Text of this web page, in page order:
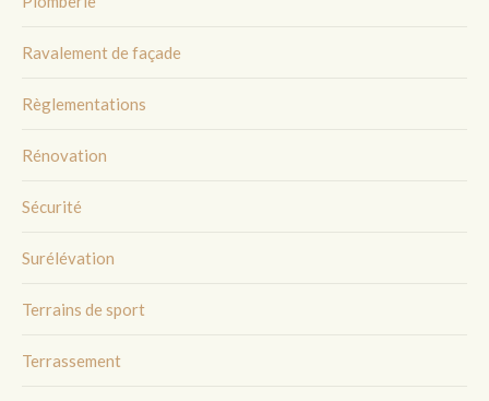
Ravalement de façade
Règlementations
Rénovation
Sécurité
Surélévation
Terrains de sport
Terrassement